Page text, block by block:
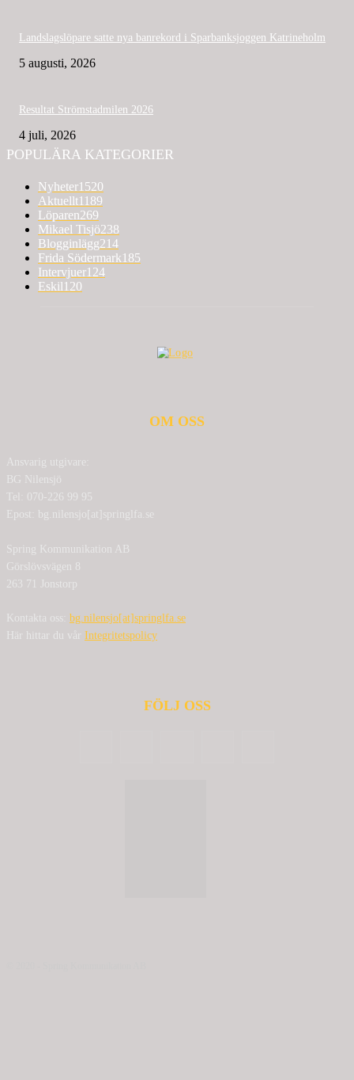
Landslagslöpare satte nya banrekord i Sparbanksjoggen Katrineholm
5 augusti, 2026
Resultat Strömstadmilen 2026
4 juli, 2026
POPULÄRA KATEGORIER
Nyheter1520
Aktuellt1189
Löparen269
Mikael Tisjö238
Blogginlägg214
Frida Södermark185
Intervjuer124
Eskil120
OM OSS
Ansvarig utgivare:
BG Nilensjö
Tel: 070-226 99 95
Epost: bg.nilensjo[at]springlfa.se
Spring Kommunikation AB
Görslövsvägen 8
263 71 Jonstorp
Kontakta oss: bg.nilensjo[at]springlfa.se
Här hittar du vår Integritetspolicy
FÖLJ OSS